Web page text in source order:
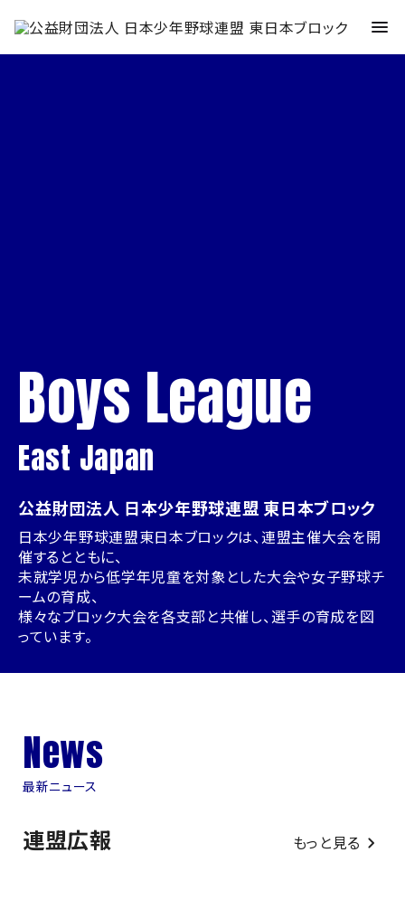
Boys League
East Japan
公益財団法人 日本少年野球連盟 東日本ブロック
日本少年野球連盟東日本ブロックは、連盟主催大会を開
催するとともに、
未就学児から低学年児童を対象とした大会や女子野球チ
ームの育成、
様々なブロック大会を各支部と共催し、選手の育成を図
っています。
News
最新ニュース
連盟広報 もっと見る